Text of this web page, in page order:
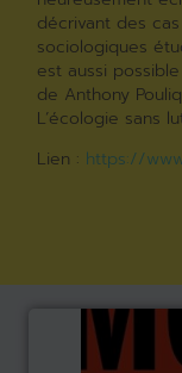
décrivant des
sociologiques
est aussi
de Anthony
L’écologie sans
Lien : https://